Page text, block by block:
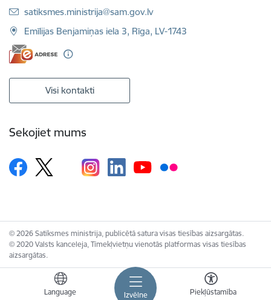
Izvēlne
Language Piekļūstamība
E-pasts:
satiksmes.ministrija@sam.gov.lv
Emīlijas Benjamiņas iela 3, Rīga, LV-1743
Visi kontakti
Sekojiet mums
© 2026 Satiksmes ministrija, publicētā satura visas tiesības aizsargātas.
© 2020 Valsts kanceleja, Tīmekļvietņu vienotās platformas visas tiesības
aizsargātas.